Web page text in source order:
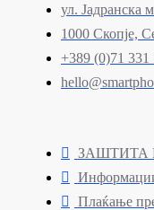
ул. Јадранска
1000 Скопје,
+389 (0)71 331
ЗАШТИТА
Плаќање